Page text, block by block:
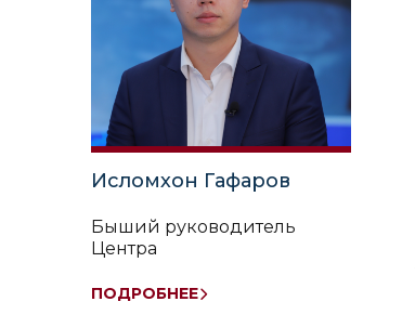
Исломхон Гафаров
Быший руководитель
Центра
ПОДРОБНЕЕ